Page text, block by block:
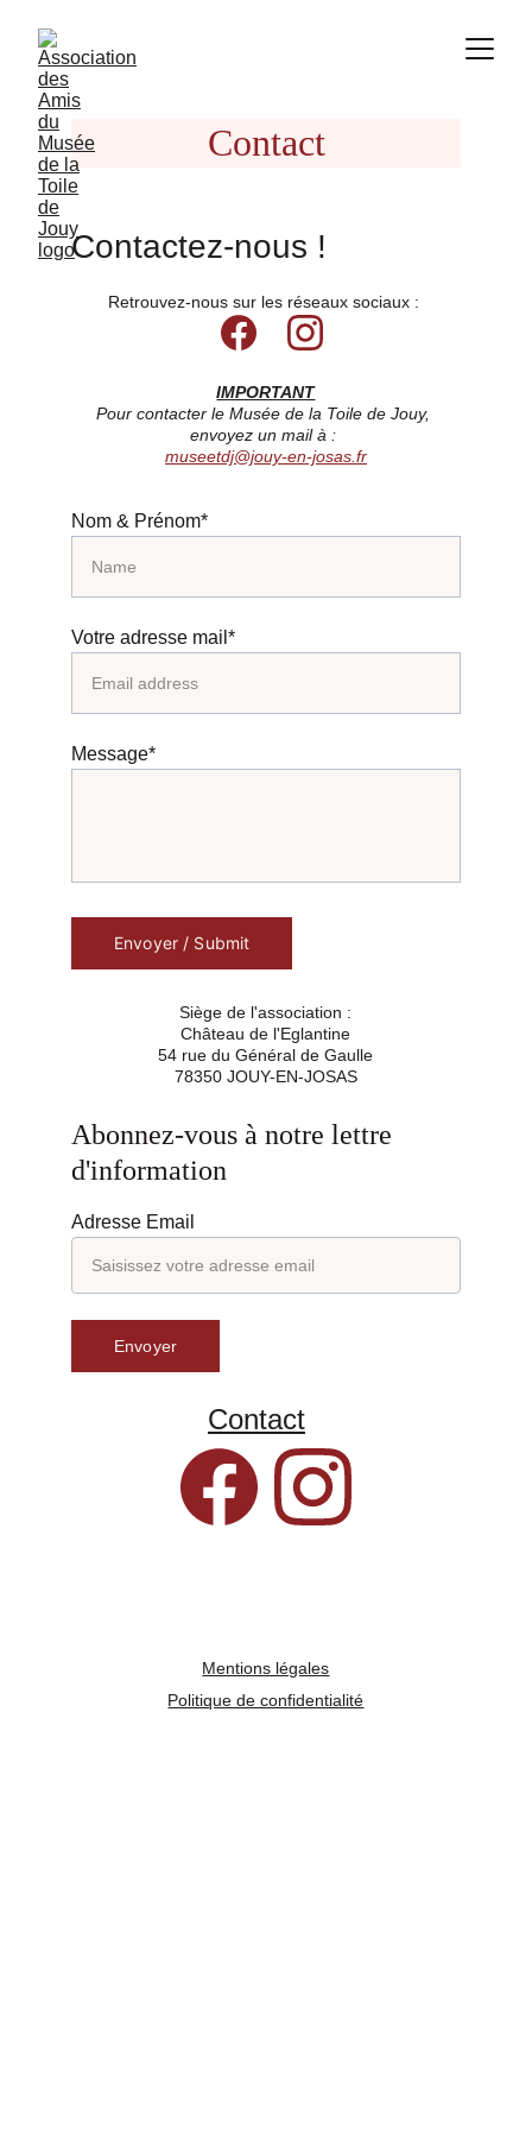
Contact
Contactez-nous !
Nom & Prénom*
Votre adresse mail*
Message*
Envoyer / Submit
Retrouvez-nous sur les réseaux sociaux :
Siège de l'association :
Château de l'Eglantine
54 rue du Général de Gaulle
78350 JOUY-EN-JOSAS
IMPORTANT
Pour contacter le Musée de la Toile de Jouy,
envoyez un mail à :
museetdj@jouy-en-josas.fr
Contact
Adresse Email
Envoyer
Abonnez-vous à notre lettre
d'information
Mentions légales
Politique de confidentialité